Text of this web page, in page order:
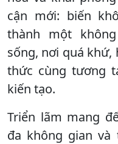
cận mới: biến
thành một
sống, nơi quá khứ,
thức cùng tương
kiến tạo.
Triển lãm mang
đa không gian và